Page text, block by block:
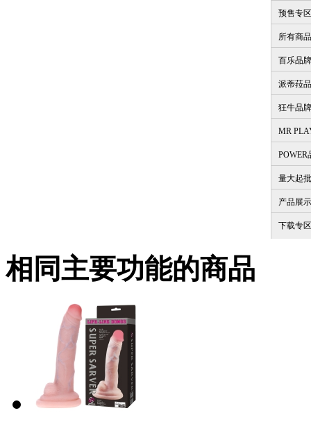
预售专区
所有商品
百乐品牌
派蒂菈
狂牛品牌
MR
POWER
量大起批
产品展
下载专区
相同主要功能的商品